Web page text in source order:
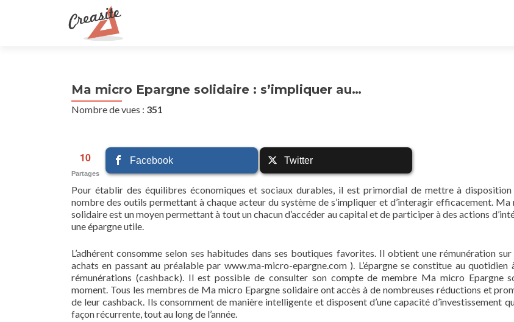
Ma micro Epargne solidaire : s’impliquer au…
Nombre de vues : 351
10
Partages
Facebook Twitter
Pour établir des équilibres économiques et sociaux durables, il est primordial de mettre à
nombre des outils permettant à chaque acteur du système de s’impliquer et d’interagir efficacement. Ma
solidaire est un moyen permettant à tout un chacun d’accéder au capital et de participer à des actions
une épargne utile.
L’adhérent consomme selon ses habitudes dans ses boutiques favorites. Il obtient une rémunération sur
achats en passant au préalable par www.ma-micro-epargne.com ). L’épargne se constitue au quotidien
rémunérations (cashback). Il est possible de consulter son compte de membre Ma micro Epargne
moment. Tous les membres de Ma micro Epargne solidaire ont accès à de nombreuses réductions et
de leur cashback. Ils consomment de manière intelligente et disposent d’une capacité d’investissement
façon récurrente, tout au long de l’année.